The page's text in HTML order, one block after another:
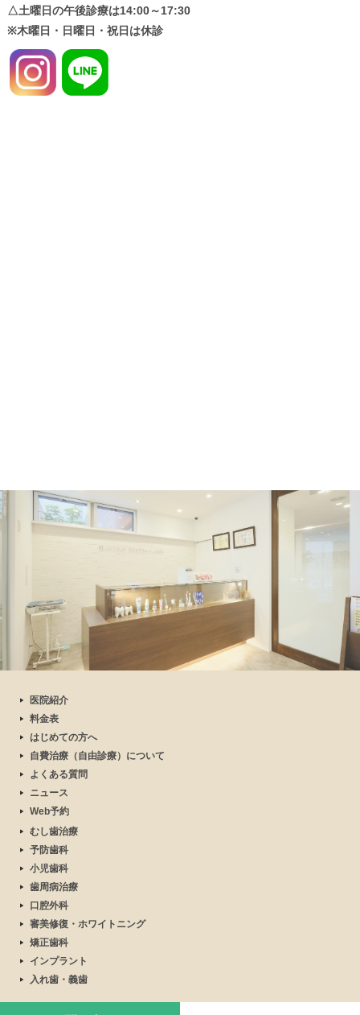
△土曜日の午後診療は14:00～17:30
※木曜日・日曜日・祝日は休診
医院紹介
料金表
はじめての方へ
自費治療（自由診療）について
よくある質問
ニュース
Web予約
むし歯治療
予防歯科
小児歯科
歯周病治療
口腔外科
審美修復・ホワイトニング
矯正歯科
インプラント
入れ歯・義歯